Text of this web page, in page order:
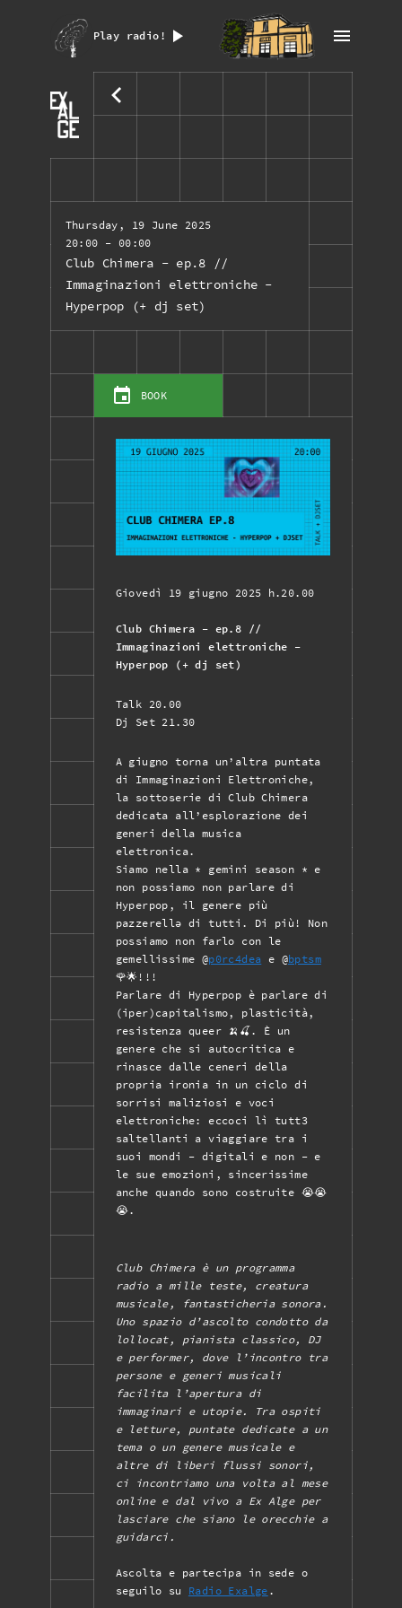
Play radio!
Thursday, 19 June 2025
20:00 - 00:00
Club Chimera - ep.8 //
Immaginazioni elettroniche -
Hyperpop (+ dj set)
BOOK
Giovedì 19 giugno 2025 h.20.00
Club Chimera - ep.8 //
Immaginazioni elettroniche -
Hyperpop (+ dj set)
Talk 20.00
Dj Set 21.30
A giugno torna un’altra puntata
di Immaginazioni Elettroniche,
la sottoserie di Club Chimera
dedicata all’esplorazione dei
generi della musica
elettronica.
Siamo nella * gemini season * e
non possiamo non parlare di
Hyperpop, il genere più
pazzerellə di tutti. Di più! Non
possiamo non farlo con le
gemellissime @p0rc4dea e @bptsm
🌹🌟!!!
Parlare di Hyperpop è parlare di
(iper)capitalismo, plasticità,
resistenza queer 🍌🍒. È un
genere che si autocritica e
rinasce dalle ceneri della
propria ironia in un ciclo di
sorrisi maliziosi e voci
elettroniche: eccoci lì tutt3
saltellanti a viaggiare tra i
suoi mondi - digitali e non - e
le sue emozioni, sincerissime
anche quando sono costruite 😭😭
😭.
Club Chimera è un programma
radio a mille teste, creatura
musicale, fantasticheria sonora.
Uno spazio d’ascolto condotto da
lollocat, pianista classico, DJ
e performer, dove l’incontro tra
persone e generi musicali
facilita l’apertura di
immaginari e utopie. Tra ospiti
e letture, puntate dedicate a un
tema o un genere musicale e
altre di liberi flussi sonori,
ci incontriamo una volta al mese
online e dal vivo a Ex Alge per
lasciare che siano le orecchie a
guidarci.
Ascolta e partecipa in sede o
seguilo su Radio Exalge .